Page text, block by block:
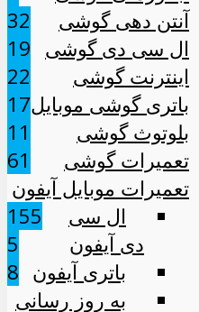
آنتن دهی گوشی
32
ال سی دی گوشی 19
اینترنت گوشی
22
باتری گوشی موبایل17
بلوتوث گوشی
11
تعمیرات گوشی
61
تعمیرات موبایل آیفون
155
ال سی
دی آیفون
5
باتری آیفون 8
به روز رسانی